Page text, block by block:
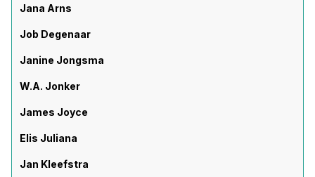
Jana Arns
Job Degenaar
Janine Jongsma
W.A. Jonker
James Joyce
Elis Juliana
Jan Kleefstra